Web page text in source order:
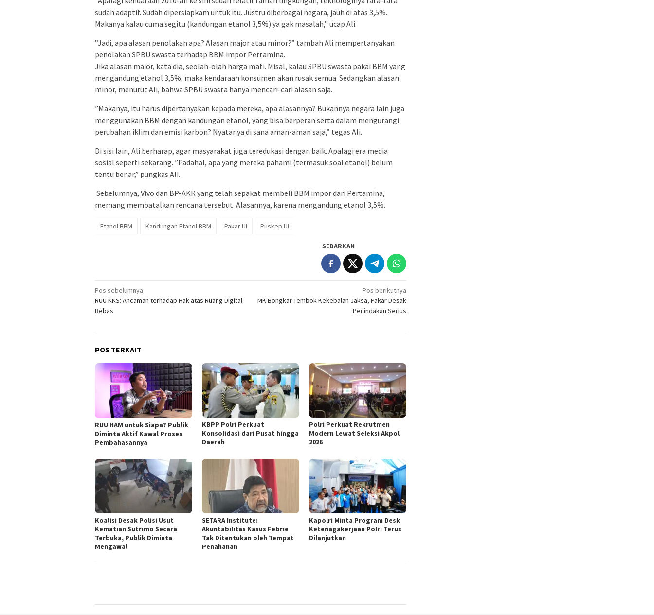
sudah adaptif. Sudah dipersiapkam untuk itu. Justru diberbagai negara, jauh di atas 3,5%.
Makanya kalau cuma segitu (kandungan etanol 3,5%) ya gak masalah,” ucap Ali.
”Jadi, apa alasan penolakan apa? Alasan major atau minor?” tambah Ali mempertanyakan
penolakan SPBU swasta terhadap BBM impor Pertamina.
Jika alasan major, kata dia, seolah-olah harga mati. Misal, kalau SPBU swasta pakai BBM yang
mengandung etanol 3,5%, maka kendaraan konsumen akan rusak semua. Sedangkan alasan
minor, menurut Ali, bahwa SPBU swasta hanya mencari-cari alasan saja.
”Makanya, itu harus dipertanyakan kepada mereka, apa alasannya? Bukannya negara lain juga
menggunakan BBM dengan kandungan etanol, yang bisa berperan serta dalam mengurangi
perubahan iklim dan emisi karbon? Nyatanya di sana aman-aman saja,” tegas Ali.
Di sisi lain, Ali berharap, agar masyarakat juga teredukasi dengan baik. Apalagi era media
sosial seperti sekarang. ”Padahal, apa yang mereka pahami (termasuk soal etanol) belum
tentu benar,” pungkas Ali.
Sebelumnya, Vivo dan BP-AKR yang telah sepakat membeli BBM impor dari Pertamina,
memang membatalkan rencana tersebut. Alasannya, karena mengandung etanol 3,5%.
Etanol BBM Kandungan Etanol BBM Pakar UI Puskep UI
SEBARKAN
Navigasi
pos
Pos sebelumnya
RUU KKS: Ancaman terhadap Hak atas Ruang Digital
Bebas
Pos berikutnya
MK Bongkar Tembok Kekebalan Jaksa, Pakar Desak
Penindakan Serius
POS TERKAIT
RUU HAM untuk Siapa? Publik
Diminta Aktif Kawal Proses
Pembahasannya
KBPP Polri Perkuat
Konsolidasi dari Pusat hingga
Daerah
Polri Perkuat Rekrutmen
Modern Lewat Seleksi Akpol
2026
Koalisi Desak Polisi Usut
Kematian Sutrimo Secara
Terbuka, Publik Diminta
Mengawal
SETARA Institute:
Akuntabilitas Kasus Febrie
Tak Ditentukan oleh Tempat
Penahanan
Kapolri Minta Program Desk
Ketenagakerjaan Polri Terus
Dilanjutkan